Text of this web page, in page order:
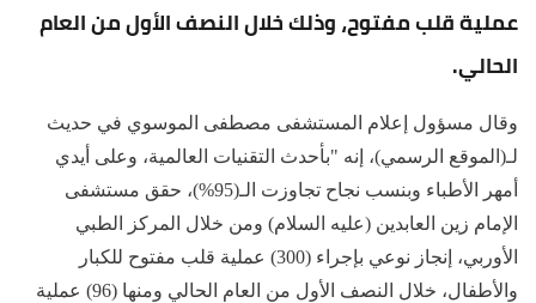
عملية قلب مفتوح، وذلك خلال النصف الأول من العام
الحالي.
وقال مسؤول إعلام المستشفى مصطفى الموسوي في حديث
لـ(الموقع الرسمي)، إنه "بأحدث التقنيات العالمية، وعلى أيدي
أمهر الأطباء وبنسب نجاح تجاوزت الـ(95%)، حقق مستشفى
الإمام زين العابدين (عليه السلام) ومن خلال المركز الطبي
الأوربي، إنجاز نوعي بإجراء (300) عملية قلب مفتوح للكبار
والأطفال، خلال النصف الأول من العام الحالي ومنها (96) عملية